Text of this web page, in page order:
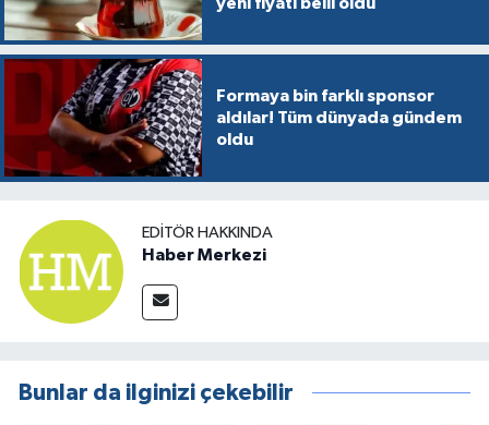
Formaya bin farklı sponsor
aldılar! Tüm dünyada gündem
oldu
EDITÖR HAKKINDA
Haber Merkezi
Bunlar da ilginizi çekebilir